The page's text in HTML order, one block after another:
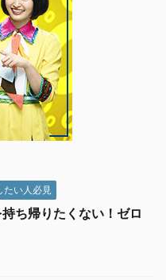
たい人必見
ち帰りたくない！ゼロ